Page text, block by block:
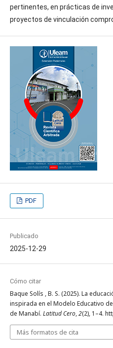
pertinentes, en prácticas de
proyectos de vinculación
PDF
Publicado
2025-12-29
Cómo citar
Baque Solís , B. S. (2025). La
inspirada en el Modelo Educativo
de Manabí. Latitud Cero,2(2), 1–4.
Más formatos de cita